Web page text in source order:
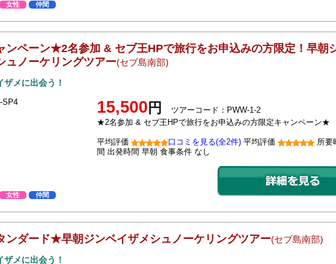
女性 仲間
ペーン★2名参加 & セブ王HPで旅行をお申込みの方限定！早朝
ュノーケリングツアー(セブ島南部)
ザメに出会う！
女性 仲間
15,500 円
ツアーコード：PWW-1-2
★2名参加 & セブ王HPで旅行をお申込みの方限定キャンペーン★
平均評価 口コミを見る(全2件) 平均評価 所要
間 出発時間 早朝 食事条件 なし
ダード★早朝ジンベイザメシュノーケリングツアー(セブ島南部)
ザメに出会う！